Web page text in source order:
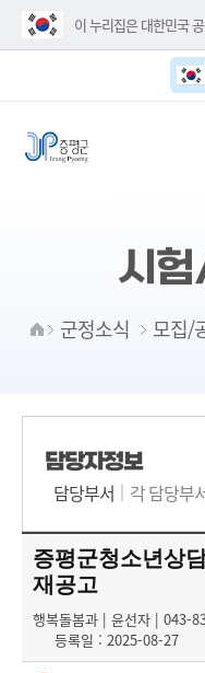
이 누리집은 대한민국
시
군정소식 모집/
담당자정보
담당부서
각 담당부
증평군청소년상
재공고
행복돌봄과 | 윤선자 | 043-
등록일 : 2025-08-27